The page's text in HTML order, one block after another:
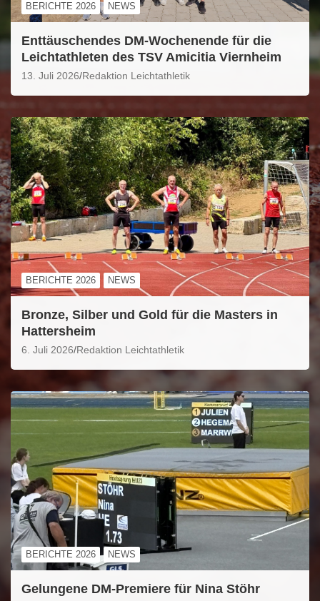
BERICHTE 2026 NEWS
Enttäuschendes DM-Wochenende für die
Leichtathleten des TSV Amicitia Viernheim
13. Juli 2026 Redaktion Leichtathletik
BERICHTE 2026 NEWS
Bronze, Silber und Gold für die Masters in
Hattersheim
6. Juli 2026 Redaktion Leichtathletik
BERICHTE 2026 NEWS
Gelungene DM-Premiere für Nina Stöhr